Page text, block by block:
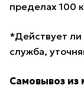
пределах 100
*Действует ли
служба,
Самовывоз из